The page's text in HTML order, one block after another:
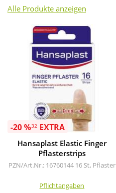
Alle Produkte anzeigen
-20 %32EXTRA
Hansaplast Elastic Finger
Pflasterstrips
PZN/Art.Nr.: 16760144 16 St, Pflaster
Pflichtangaben